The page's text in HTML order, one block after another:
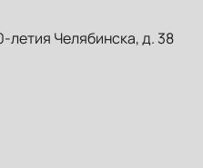
летия Челябинска, д. 38